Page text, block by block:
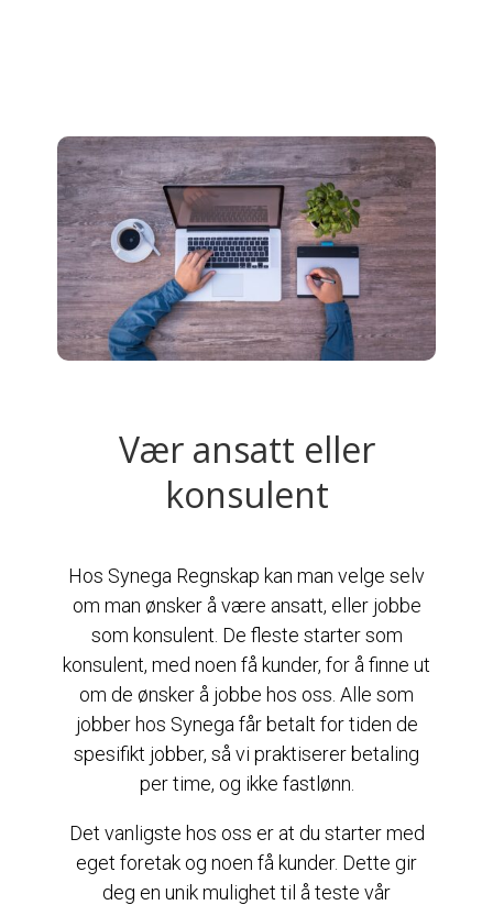
Vær ansatt eller
konsulent
Hos Synega Regnskap kan man velge selv
om man ønsker å være ansatt, eller jobbe
som konsulent. De fleste starter som
konsulent, med noen få kunder, for å finne ut
om de ønsker å jobbe hos oss. Alle som
jobber hos Synega får betalt for tiden de
spesifikt jobber, så vi praktiserer betaling
per time, og ikke fastlønn.
Det vanligste hos oss er at du starter med
eget foretak og noen få kunder. Dette gir
deg en unik mulighet til å teste vår